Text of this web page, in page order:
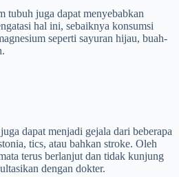
tubuh juga dapat menyebabkan
hal ini, sebaiknya konsumsi
seperti sayuran hijau, buah-
dapat menjadi gejala dari beberapa
tics, atau bahkan stroke. Oleh
terus berlanjut dan tidak kunjung
dengan dokter.